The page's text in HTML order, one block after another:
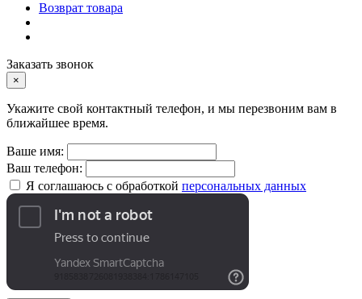
Возврат товара
Заказать звонок
×
Укажите свой контактный телефон, и мы перезвоним вам в
ближайшее время.
Ваше имя:
Ваш телефон:
Я соглашаюсь с обработкой персональных данных